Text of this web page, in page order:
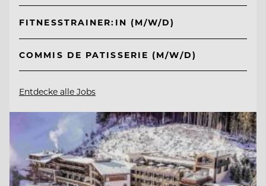
FITNESSTRAINER:IN (M/W/D)
COMMIS DE PATISSERIE (M/W/D)
Entdecke alle Jobs